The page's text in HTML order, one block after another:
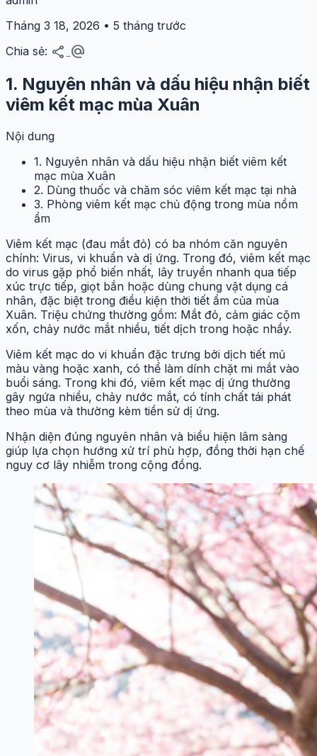
Tháng 3 18, 2026 • 5 tháng trước
Chia sẻ: share alternate_email
1. Nguyên nhân và dấu hiệu nhận biết
viêm kết mạc mùa Xuân
Nội dung
1. Nguyên nhân và dấu hiệu nhận biết viêm kết
mạc mùa Xuân
2. Dùng thuốc và chăm sóc viêm kết mạc tại nhà
3. Phòng viêm kết mạc chủ động trong mùa nồm
ẩm
Viêm kết mạc (đau mắt đỏ) có ba nhóm căn nguyên
chính: Virus, vi khuẩn và dị ứng. Trong đó, viêm kết mạc
do virus gặp phổ biến nhất, lây truyền nhanh qua tiếp
xúc trực tiếp, giọt bắn hoặc dùng chung vật dụng cá
nhân, đặc biệt trong điều kiện thời tiết ẩm của mùa
Xuân. Triệu chứng thường gồm: Mắt đỏ, cảm giác cộm
xốn, chảy nước mắt nhiều, tiết dịch trong hoặc nhầy.
Viêm kết mạc do vi khuẩn đặc trưng bởi dịch tiết mủ
màu vàng hoặc xanh, có thể làm dính chặt mi mắt vào
buổi sáng. Trong khi đó, viêm kết mạc dị ứng thường
gây ngứa nhiều, chảy nước mắt, có tính chất tái phát
theo mùa và thường kèm tiền sử dị ứng.
Nhận diện đúng nguyên nhân và biểu hiện lâm sàng
giúp lựa chọn hướng xử trí phù hợp, đồng thời hạn chế
nguy cơ lây nhiễm trong cộng đồng.